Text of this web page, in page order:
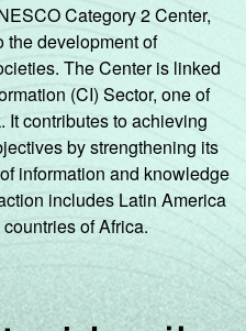
Category 2 Center,
the development of
The Center is linked
(CI) Sector, one of
It contributes to achieving
by strengthening its
information and knowledge
includes Latin America
of Africa.